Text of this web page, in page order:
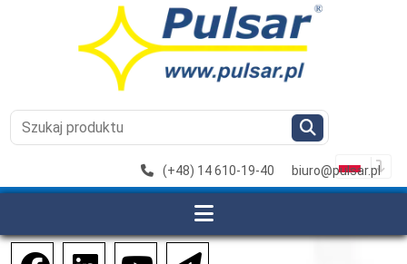
(+48) 14 610-19-40 biuro@pulsar.pl